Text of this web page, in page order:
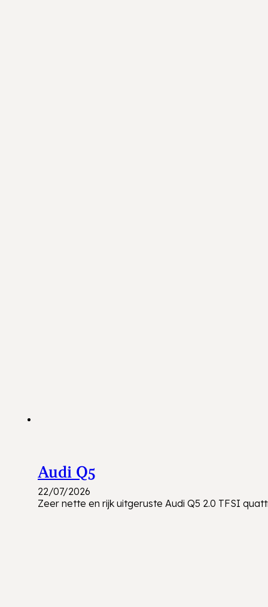
Audi Q5
22/07/2026
Zeer nette en rijk uitgeruste Audi Q5 2.0 TFSI